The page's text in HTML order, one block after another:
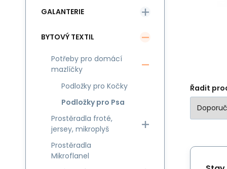
Řadit
GALANTERIE
BYTOVÝ TEXTIL
Potřeby pro domácí
mazlíčky
Podložky pro Kočky
Podložky pro Psa
Prostěradla froté,
jersey, mikroplyš
Prostěradla
Mikroflanel